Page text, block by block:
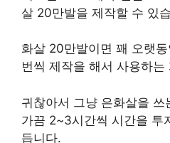
살 20만발을 제작할 수 있
화살 20만발이면 꽤 오랫
번씩 제작을 해서 사용하는
귀찮아서 그냥 은화살을
가끔 2~3시간씩 시간을 투
듭니다.